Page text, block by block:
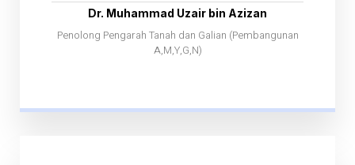
Dr. Muhammad Uzair bin Azizan
Penolong Pengarah Tanah dan Galian (Pembangunan
A,M,Y,G,N)